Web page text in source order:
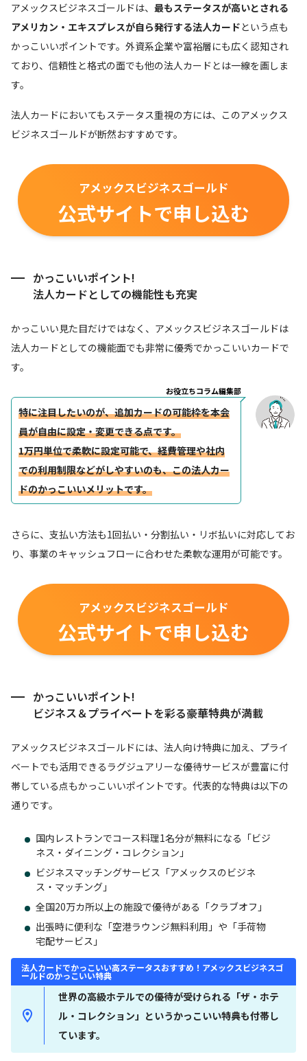
アメックスビジネスゴールドは、 最もステータスが高いとされる
アメリカン・エキスプレスが自ら発行する法人カードという点も
かっこいいポイントです。外資系企業や富裕層にも広く認知され
ており、信頼性と格式の面でも他の法人カードとは一線を画しま
す。
法人カードにおいてもステータス重視の方には、このアメックス
ビジネスゴールドが断然おすすめです。
アメックスビジネスゴールド
公式サイトで申し込む
かっこいいポイント!
法人カードとしての機能性も充実
かっこいい見た目だけではなく、アメックスビジネスゴールドは
法人カードとしての機能面でも非常に優秀でかっこいいカードで
す。
お役立ちコラム編集部
特に注目したいのが、追加カードの可能枠を本会
員が自由に設定・変更できる点です。
1万円単位で柔軟に設定可能で、経費管理や社内
での利用制限などがしやすいのも、この法人カー
ドのかっこいいメリットです。
さらに、支払い方法も1回払い・分割払い・リボ払いに対応してお
り、事業のキャッシュフローに合わせた柔軟な運用が可能です。
アメックスビジネスゴールド
公式サイトで申し込む
かっこいいポイント!
ビジネス＆プライベートを彩る豪華特典が満載
アメックスビジネスゴールドには、法人向け特典に加え、プライ
ベートでも活用できるラグジュアリーな優待サービスが豊富に付
帯している点もかっこいいポイントです。代表的な特典は以下の
通りです。
国内レストランでコース料理1名分が無料になる「ビジ
ネス・ダイニング・コレクション」
ビジネスマッチングサービス「アメックスのビジネ
ス・マッチング」
全国20万カ所以上の施設で優待がある「クラブオフ」
出張時に便利な「空港ラウンジ無料利用」や「手荷物
宅配サービス」
法人カードでかっこいい高ステータスおすすめ！アメックスビジネスゴ
ールドのかっこいい特典
世界の高級ホテルでの優待が受けられる「ザ・ホテ
ル・コレクション」というかっこいい特典も付帯し
ています。